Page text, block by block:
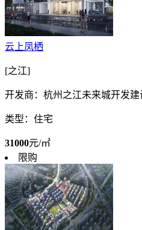
云上凤栖
[之江]
开发商：杭州之江未来城开发建
类型：住宅
31000元/㎡
限购